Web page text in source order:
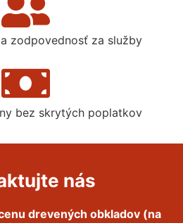
zodpovednosť za služby
bez skrytých poplatkov
nás
drevených obkladov (na